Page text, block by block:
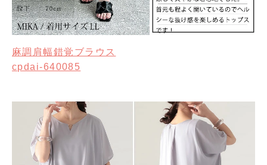
麻調肩幅錯覚ブラウス
cpdai-640085